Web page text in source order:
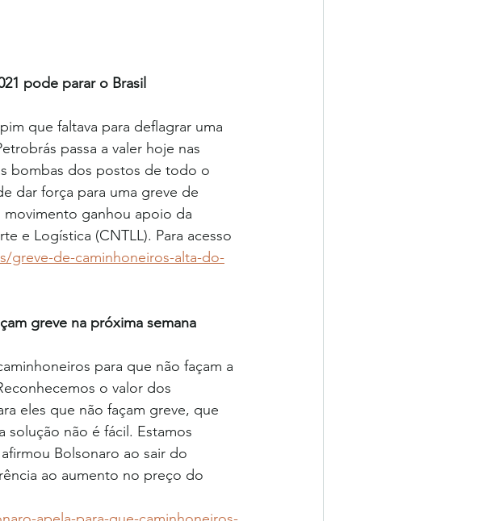
pode parar o Brasil
que faltava para deflagrar uma
passa a valer hoje nas
bombas dos postos de todo o
dar força para uma greve de
ganhou apoio da
e Logística (CNTLL). Para acesso
greve-de-caminhoneiros-alta-do-
greve na próxima semana
para que não façam a
o valor dos
eles que não façam greve, que
solução não é fácil. Estamos
Bolsonaro ao sair do
ao aumento no preço do